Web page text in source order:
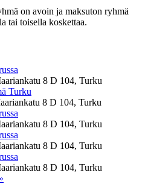
on avoin ja maksuton ryhmä
tai toisella koskettaa.
8 D 104, Turku
Turku
8 D 104, Turku
8 D 104, Turku
8 D 104, Turku
8 D 104, Turku